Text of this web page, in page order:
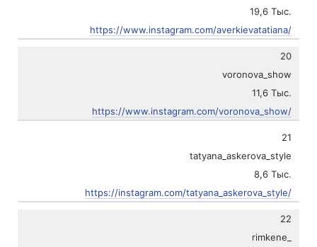
19,6 Тыс.
https://www.instagram.com/averkievatatiana/
20
voronova_show
11,6 Тыс.
https://www.instagram.com/voronova_show/
21
tatyana_askerova_style
8,6 Тыс.
https://instagram.com/tatyana_askerova_style/
22
rimkene_